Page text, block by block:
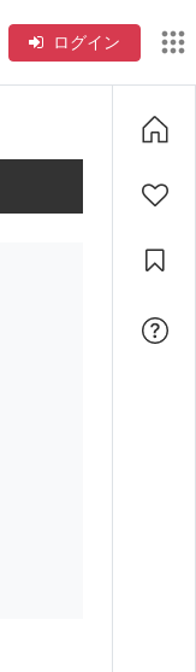
ログイン